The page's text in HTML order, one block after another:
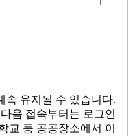
속 유지될 수 있습니다.
음 접속부터는 로그인
교 등 공공장소에서 이